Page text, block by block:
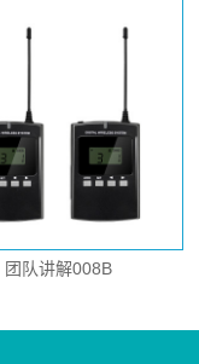
团队讲解008B